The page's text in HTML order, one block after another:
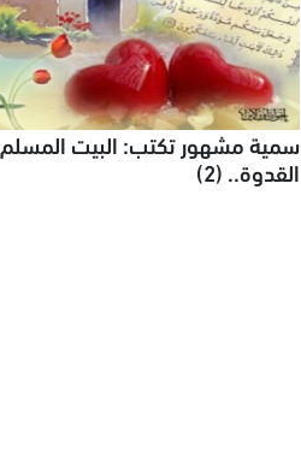
سمية مشهور تكتب: البيت المسلم
القدوة.. (2)